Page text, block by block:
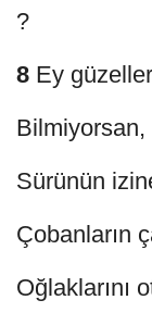
?
8 Ey
Bilmiyorsan,
Sürünün
Çobanların
Oğlaklarını